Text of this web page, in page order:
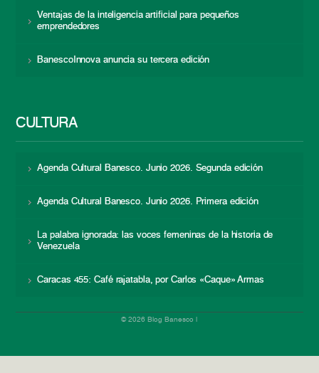
Ventajas de la inteligencia artificial para pequeños
emprendedores
BanescoInnova anuncia su tercera edición
CULTURA
Agenda Cultural Banesco. Junio 2026. Segunda edición
Agenda Cultural Banesco. Junio 2026. Primera edición
La palabra ignorada: las voces femeninas de la historia de
Venezuela
Caracas 455: Café rajatabla, por Carlos «Caque» Armas
© 2026 Blog Banesco |